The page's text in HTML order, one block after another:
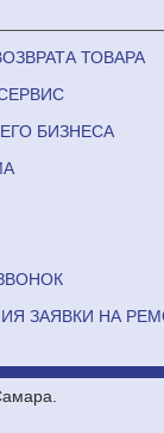
ТОВАРА
БИЗНЕСА
ЗАЯВКИ НА